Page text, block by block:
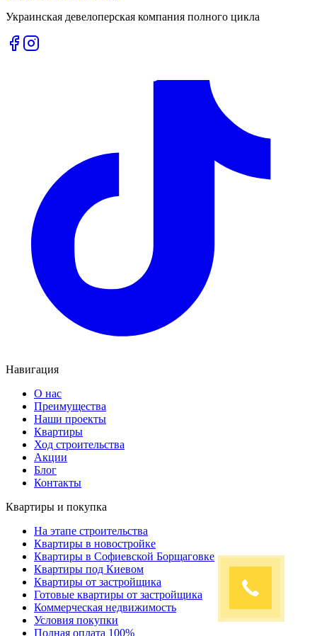
Украинская девелоперская компания полного цикла
Навигация
О нас
Преимущества
Наши проекты
Квартиры
Ход строительства
Акции
Блог
Контакты
Квартиры и покупка
На этапе строительства
Квартиры в новостройке
Квартиры в Софиевской Борщаговке
Квартиры под Киевом
Квартиры от застройщика
Готовые квартиры от застройщика
Коммерческая недвижимость
Условия покупки
Полная оплата 100%